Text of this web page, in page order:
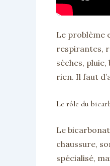
Le problème
respirantes,
sèches,
rien. Il faut
Le rôle du
Le
chaussure,
spécialisé,